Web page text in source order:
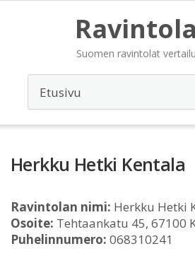
Suomen ravintolat
Herkku Hetki Kentala
Ravintolan nimi: Herkku Hetki
Osoite: Tehtaankatu 45, 67100
Puhelinnumero: 068310241